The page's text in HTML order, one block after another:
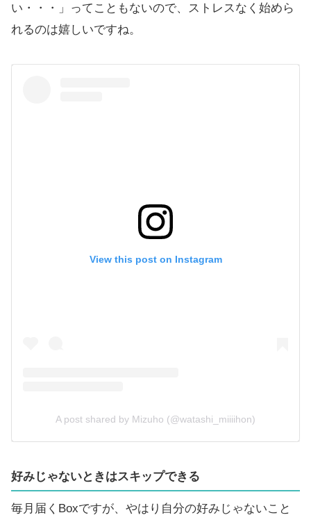
い・・・」ってこともないので、ストレスなく始めら
れるのは嬉しいですね。
View this post on Instagram
A post shared by Mizuho (@watashi_miiiihon)
好みじゃないときはスキップできる
毎月届くBoxですが、やはり自分の好みじゃないこと